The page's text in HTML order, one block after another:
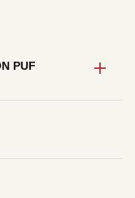
PUF